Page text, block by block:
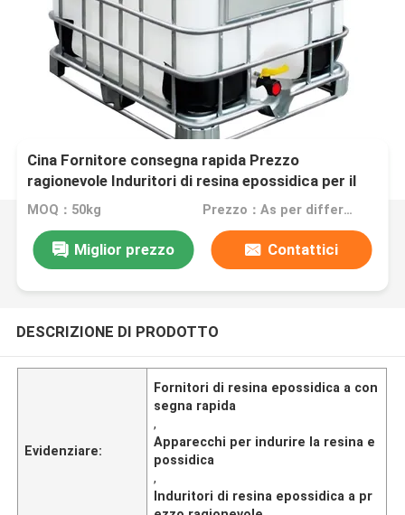
Cina Fornitore consegna rapida Prezzo
ragionevole Induritori di resina epossidica per il
processo APG
MOQ：50kg Prezzo：As per different specifications
Miglior prezzo Contattici
DESCRIZIONE DI PRODOTTO
Evidenziare:
Fornitori di resina epossidica a con
segna rapida
,
Apparecchi per indurire la resina e
possidica
,
Induritori di resina epossidica a pr